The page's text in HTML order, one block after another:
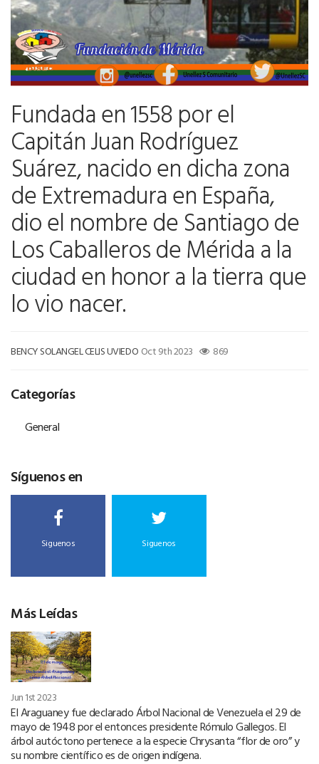
Fundada en 1558 por el
Capitán Juan Rodríguez
Suárez, nacido en dicha zona
de Extremadura en España,
dio el nombre de Santiago de
Los Caballeros de Mérida a la
ciudad en honor a la tierra que
lo vio nacer.
BENCY SOLANGEL CELIS UVIEDO Oct 9th 2023 869
Categorías
General
Síguenos en
Siguenos Siguenos
Más Leídas
Jun 1st 2023
El Araguaney fue declarado Árbol Nacional de Venezuela el 29 de
mayo de 1948 por el entonces presidente Rómulo Gallegos. El
árbol autóctono pertenece a la especie Chrysanta “flor de oro” y
su nombre científico es de origen indígena.